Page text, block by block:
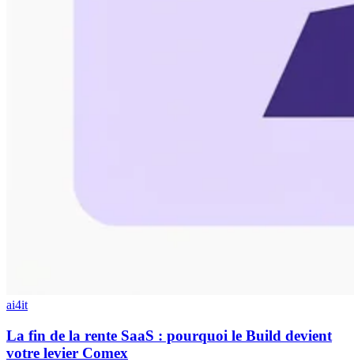
ai4it
La fin de la rente SaaS : pourquoi le Build devient
votre levier Comex